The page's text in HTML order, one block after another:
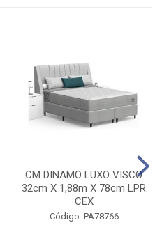
CM DINAMO LUXO VISCO
32cm X 1,88m X 78cm LPR
CEX
Código: PA78766